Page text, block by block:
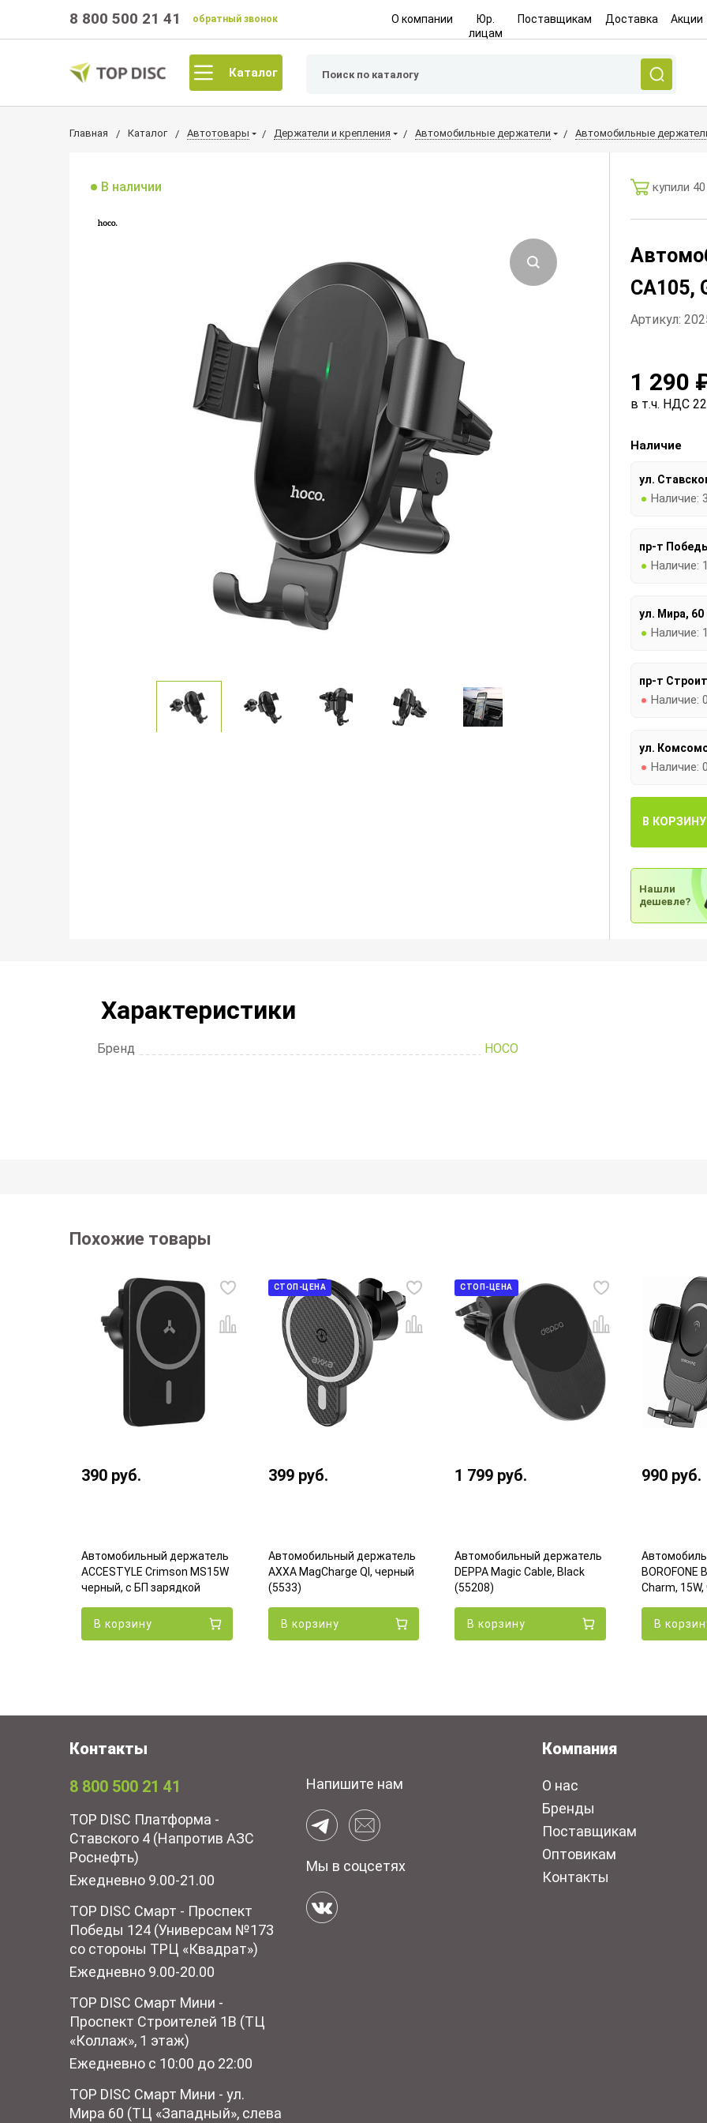
8 800 500 21 41 обратный звонок О компании
Юр.
лицам
Поставщикам Доставка Акции
Каталог
Главная Каталог Автотовары Держатели и крепления Автомобильные держатели Автомобильные
В наличии купили
CA105,
Артикул:
1 290
в т.ч. НДС
Наличие
ул.
Наличие:
пр-т
Наличие:
ул. Мира,
Наличие:
пр-т
Наличие:
ул.
Наличие:
В КОРЗИНУ
Нашли
дешевле?
Характеристики
Бренд HOCO
Похожие товары
390 руб.
Автомобильный держатель
ACCESTYLE Crimson MS15W
черный, с БП зарядкой
В корзину
СТОП-ЦЕНА
399 руб.
Автомобильный держатель
AXXA MagCharge QI, черный
(5533)
В корзину
СТОП-ЦЕНА
1 799 руб.
Автомобильный держатель
DEPPA Magic Cable, Black
(55208)
В корзину
990 руб.
BOROFONE
Charm,
В
Контакты
8 800 500 21 41
TOP DISC Платформа -
Ставского 4 (Напротив АЗС
Роснефть)
Ежедневно 9.00-21.00
TOP DISC Смарт - Проспект
Победы 124 (Универсам №173
со стороны ТРЦ «Квадрат»)
Ежедневно 9.00-20.00
TOP DISC Смарт Мини -
Проспект Строителей 1В (ТЦ
«Коллаж», 1 этаж)
Ежедневно с 10:00 до 22:00
TOP DISC Смарт Мини - ул.
Мира 60 (ТЦ «Западный», слева
Напишите нам
Мы в соцсетях
Компания
О нас
Бренды
Поставщикам
Оптовикам
Контакты